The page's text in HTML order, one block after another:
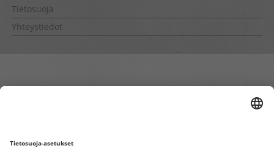
Tietosuoja
Yhteystiedot